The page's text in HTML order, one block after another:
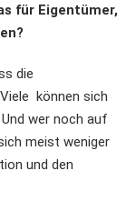
für Eigentümer,
die
können sich
wer noch auf
meist weniger
und den